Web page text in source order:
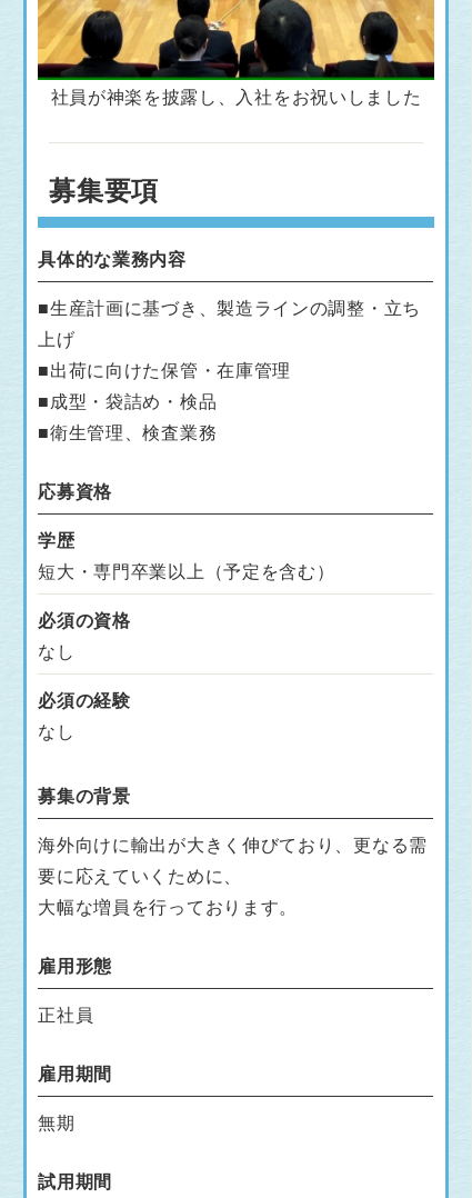
社員が神楽を披露し、入社をお祝いしました
募集要項
具体的な業務内容
■生産計画に基づき、製造ラインの調整・立ち
上げ
■出荷に向けた保管・在庫管理
■成型・袋詰め・検品
■衛生管理、検査業務
応募資格
学歴
短大・専門卒業以上（予定を含む）
必須の資格
なし
必須の経験
なし
募集の背景
海外向けに輸出が大きく伸びており、更なる需
要に応えていくために、
大幅な増員を行っております。
雇用形態
正社員
雇用期間
無期
試用期間